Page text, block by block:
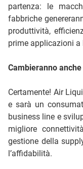
partenza: le
fabbriche
produttività,
prime applicazioni
Cambieranno
Certamente! Air
e sarà un
business line e
migliore
gestione della
l’affidabilità.